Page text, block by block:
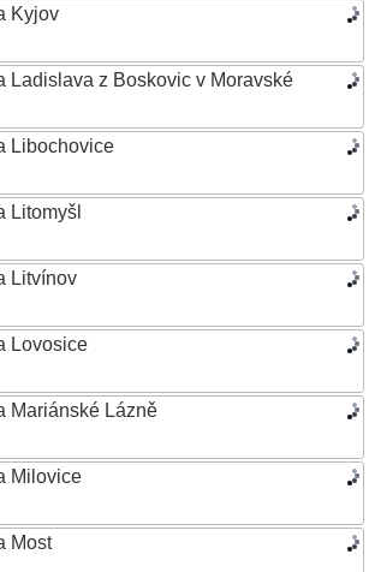
Kyjov
Ladislava z Boskovic v Moravské
Libochovice
Litomyšl
Litvínov
Lovosice
Mariánské Lázně
Milovice
Most